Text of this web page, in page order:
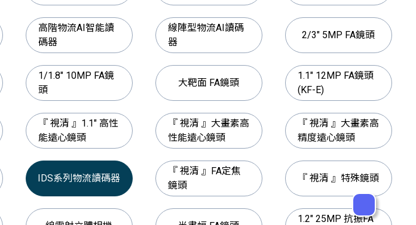
高階物流AI智能讀
碼器
線陣型物流AI讀碼
器
2/3" 5MP FA鏡頭
1/1.8" 10MP FA鏡
頭
大靶面 FA鏡頭
1.1" 12MP FA鏡頭
(KF-E)
『 視清 』1.1" 高性
能遠心鏡頭
『 視清 』大畫素高
性能遠心鏡頭
『 視清 』大畫素高
精度遠心鏡頭
IDS系列物流讀碼器
『 視清 』FA定焦
鏡頭
『 視清 』特殊鏡頭
1.2" 25MP 抗振FA